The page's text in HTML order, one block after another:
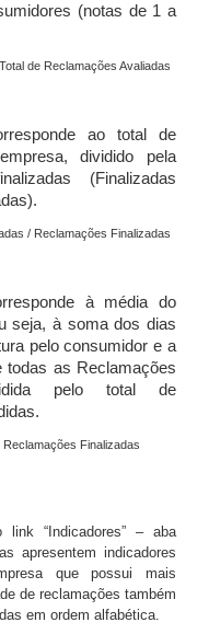
(notas de 1 a
de Reclamações Avaliadas
ao total de
dividido pela
(Finalizadas
/ Reclamações Finalizadas
à média do
seja, à soma dos dias
pelo consumidor e a
todas as Reclamações
pelo total de
Finalizadas
“Indicadores” – aba
apresentem indicadores
que possui mais
de reclamações também
em ordem alfabética.